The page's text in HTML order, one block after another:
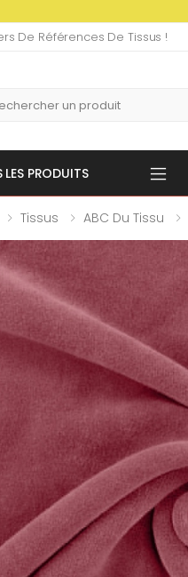
De Références De Tissus !
LES PRODUITS
Tissus ABC Du Tissu